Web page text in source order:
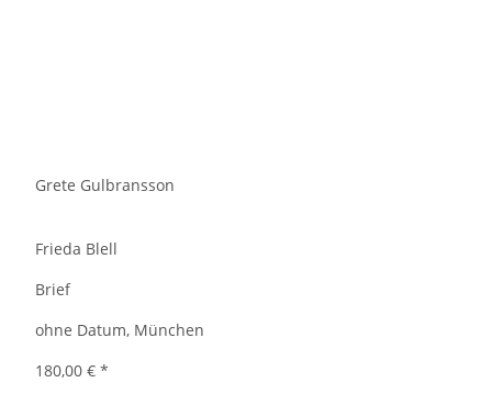
Grete Gulbransson
Frieda Blell
Brief
ohne Datum, München
180,00 € *